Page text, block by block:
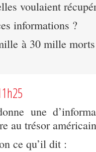
voulaient
informations ?
à 30 mille
une
au trésor
ce qu’il dit :